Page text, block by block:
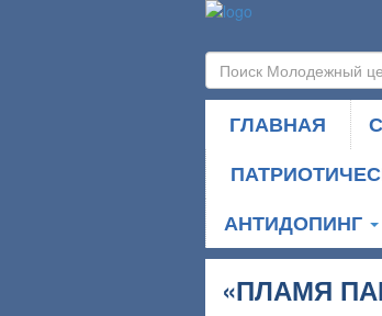
ГЛАВНАЯ
АНТИДОПИНГ
«ПЛАМЯ